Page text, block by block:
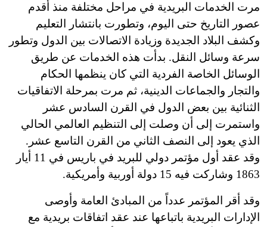
مرت الخدمات البريدية في مراحل مختلفة منذ أقدم
عصور التاريخ حتى اليوم، وتطورت بانتشار التعليم
وكشف البلاد الجديدة وزيادة الاتصالات بين الدول وتطور
سرعة وسائل النقل. بدأت هذه الخدمات عن طريق
الوسائل الخاصة الفردية التي كان ينظمها الحكام
والتجار والجماعات الدينية، ثم مرت بمرحلة الاتفاقيات
الثنائية بين بعض الدول في القرن السادس عشر
واستمرت إلى أن وصلت إلى التنظيم العالمي الحالي
الذي يعود إلى النصف الثاني من القرن التاسع عشر.
وقد عقد أول مؤتمر دولي للبريد في باريس في 11 أيار
1863 وشاركت فيه 15 دولة أوربية وأمريكية.
وقد أقر المؤتمر عدداً من المبادئ العامة وأوصى
الإدارات البريدية باتباعها عند عقد اتفاقات بريدية مع